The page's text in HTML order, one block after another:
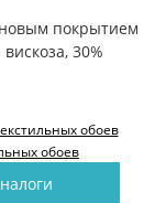
покрытием
30%
обоев
обоев